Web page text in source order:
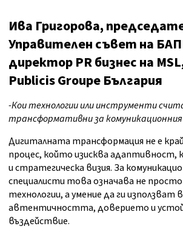
Ива Григорова,
Управителен съвет на
директор PR бизнес на
Publicis Groupe България
-Кои технологии или инструменти
трансформативни за
Дигиталната трансформация не е
процес, който изисква адаптивност,
и стратегическа визия. За
специалисти това означава не
технологии, а умение да ги използват в
автентичността, доверието и
въздействие.